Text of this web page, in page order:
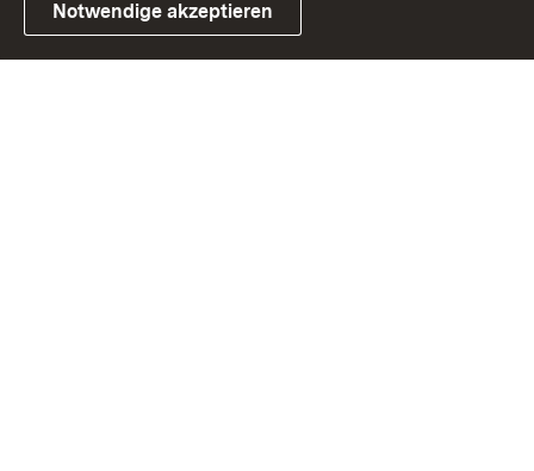
Link zum Landesportal
Notwendige akzeptieren